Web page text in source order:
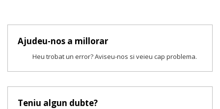
Ajudeu-nos a millorar
Heu trobat un error? Aviseu-nos si veieu cap problema.
Teniu algun dubte?